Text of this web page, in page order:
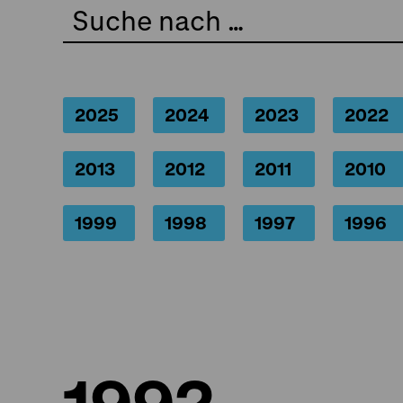
2025 2024 2023 2022
2013 2012 2011 2010
1999 1998 1997 1996